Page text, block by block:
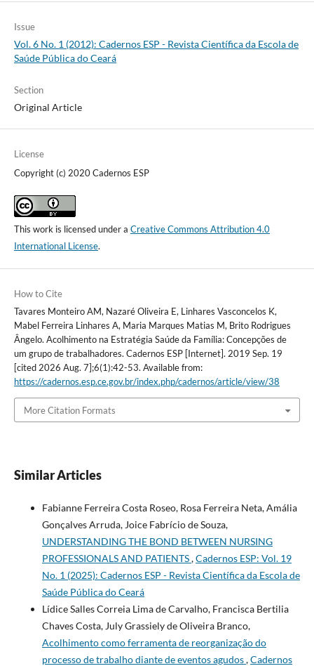
Issue
Vol. 6 No. 1 (2012): Cadernos ESP - Revista Cientí­fica da Escola de
Saúde Pública do Ceará
Section
Original Article
License
Copyright (c) 2020 Cadernos ESP
This work is licensed under a Creative Commons Attribution 4.0
International License.
How to Cite
Tavares Monteiro AM, Nazaré Oliveira E, Linhares Vasconcelos K,
Mabel Ferreira Linhares A, Maria Marques Matias M, Brito Rodrigues
Ângelo. Acolhimento na Estratégia Saúde da Família: Concepções de
um grupo de trabalhadores. Cadernos ESP [Internet]. 2019 Sep. 19
[cited 2026 Aug. 7];6(1):42-53. Available from:
https://cadernos.esp.ce.gov.br/index.php/cadernos/article/view/38
More Citation Formats
Similar Articles
Fabianne Ferreira Costa Roseo, Rosa Ferreira Neta, Amália
Gonçalves Arruda, Joice Fabrício de Souza,
UNDERSTANDING THE BOND BETWEEN NURSING
PROFESSIONALS AND PATIENTS,Cadernos ESP: Vol. 19
No. 1 (2025): Cadernos ESP - Revista Cientí­fica da Escola de
Saúde Pública do Ceará
Lídice Salles Correia Lima de Carvalho, Francisca Bertilia
Chaves Costa, July Grassiely de Oliveira Branco,
Acolhimento como ferramenta de reorganização do
processo de trabalho diante de eventos agudos,Cadernos